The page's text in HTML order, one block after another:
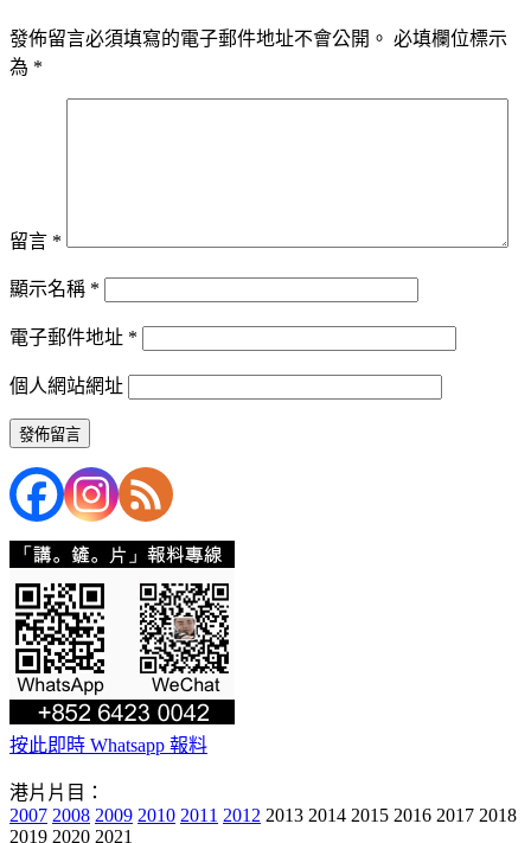
發佈留言必須填寫的電子郵件地址不會公開。 必填欄位標示
為 *
留言 *
顯示名稱 *
電子郵件地址 *
個人網站網址
按此即時 Whatsapp 報料
港片片目：
2007 2008 2009 2010 2011 2012 2013 2014 2015 2016 2017 2018
2019 2020 2021